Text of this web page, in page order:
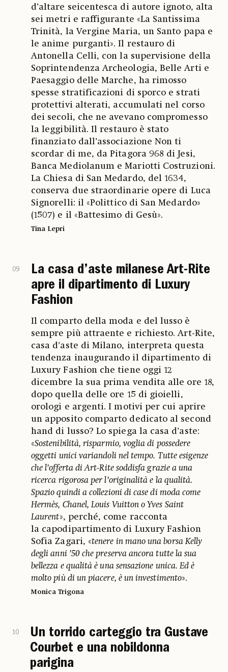
d’altare seicentesca di autore ignoto, alta
sei metri e raffigurante «La Santissima
Trinità, la Vergine Maria, un Santo papa e
le anime purganti». Il restauro di
Antonella Celli, con la supervisione della
Soprintendenza Archeologia, Belle Arti e
Paesaggio delle Marche, ha rimosso
spesse stratificazioni di sporco e strati
protettivi alterati, accumulati nel corso
dei secoli, che ne avevano compromesso
la leggibilità. Il restauro è stato
finanziato dall’associazione Non ti
scordar di me, da Pitagora 968 di Jesi,
Banca Mediolanum e Mariotti Costruzioni.
La Chiesa di San Medardo, del 1634,
conserva due straordinarie opere di Luca
Signorelli: il «Polittico di San Medardo»
(1507) e il «Battesimo di Gesù».
Tina Lepri
09
La casa d’aste milanese Art-Rite
apre il dipartimento di Luxury
Fashion
Il comparto della moda e del lusso è
sempre più attraente e richiesto. Art-Rite,
casa d’aste di Milano, interpreta questa
tendenza inaugurando il dipartimento di
Luxury Fashion che tiene oggi 12
dicembre la sua prima vendita alle ore 18,
dopo quella delle ore 15 di gioielli,
orologi e argenti. I motivi per cui aprire
un apposito comparto dedicato al second
hand di lusso? Lo spiega la casa d’aste:
«Sostenibilità, risparmio, voglia di possedere
oggetti unici variandoli nel tempo. Tutte esigenze
che l’offerta di Art-Rite soddisfa grazie a una
ricerca rigorosa per l’originalità e la qualità.
Spazio quindi a collezioni di case di moda come
Hermès, Chanel, Louis Vuitton o Yves Saint
Laurent», perché, come racconta
la capodipartimento di Luxury Fashion
Sofia Zagari, «tenere in mano una borsa Kelly
degli anni ’50 che preserva ancora tutte la sua
bellezza e qualità è una sensazione unica. Ed è
molto più di un piacere, è un investimento».
Monica Trigona
10
Un torrido carteggio tra Gustave
Courbet e una nobildonna
parigina